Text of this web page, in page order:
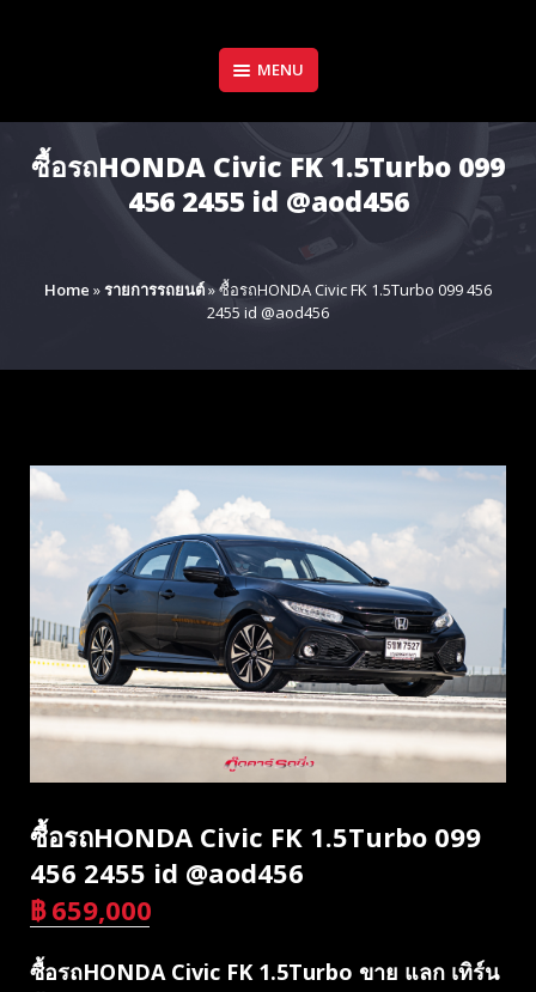
MENU
ซื้อรถHONDA Civic FK 1.5Turbo 099
456 2455 id @aod456
Home »รายการรถยนต์»ซื้อรถHONDA Civic FK 1.5Turbo 099 456
2455 id @aod456
ซื้อรถHONDA Civic FK 1.5Turbo 099
456 2455 id @aod456
฿ 659,000
ซื้อรถHONDA Civic FK 1.5Turbo ขาย แลก เทิร์น